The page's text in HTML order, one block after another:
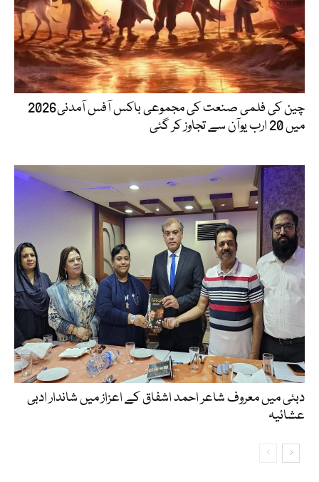
چین کی فلمی صنعت کی مجموعی باکس آفس آمدنی2026
میں 20 ارب یوآن سے تجاوز کر گئی
دبئی میں معروف شاعر احمد اشفاق کے اعزاز میں شاندار ادبی
عشائیہ